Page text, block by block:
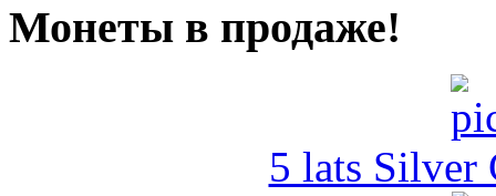
Монеты в продаже!
5 lats Silver